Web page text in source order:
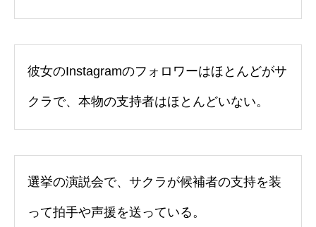
彼女のInstagramのフォロワーはほとんどがサ
クラで、本物の支持者はほとんどいない。
選挙の演説会で、サクラが候補者の支持を装
って拍手や声援を送っている。